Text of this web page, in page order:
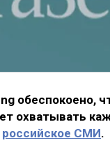
обеспокоено,
охватывать
российское СМИ.